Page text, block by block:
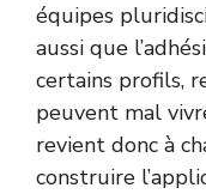
équipes
aussi que
certains profils,
peuvent mal
revient donc à
construire